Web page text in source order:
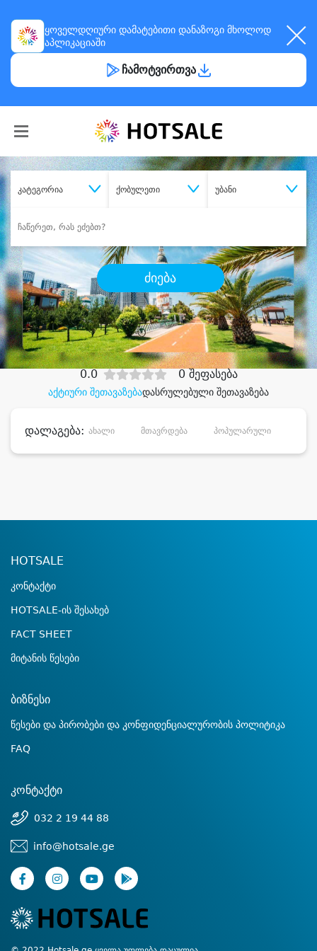
ყოველდღიური დამატებითი დანაზოგი მხოლოდ
აპლიკაციაში
ჩამოტვირთვა
კატეგორია ქობულეთი უბანი
ძიება
შეიძინესასურველი მომსახურება
დიდი დანაზოგით
აქტიური შეთავაზებადასრულებული შეთავაზება
0.0 0 შეფასება
დალაგება: ახალი მთავრდება პოპულარული
HOTSALE
კონტაქტი
HOTSALE-ის შესახებ
FACT SHEET
მიტანის წესები
ბიზნესი
წესები და პირობები და კონფიდენციალურობის პოლიტიკა
FAQ
კონტაქტი
032 2 19 44 88
info@hotsale.ge